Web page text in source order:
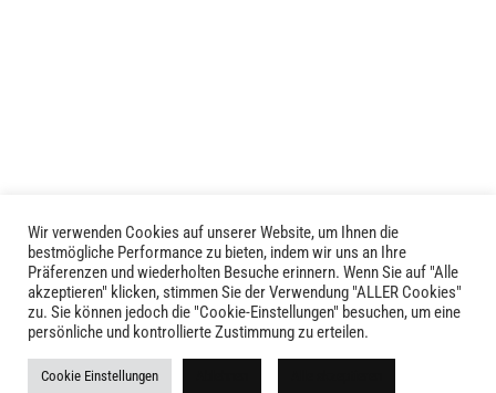
gewählt
werden
LIVID © 2024
Kontakt
Versandkosten
Wir verwenden Cookies auf unserer Website, um Ihnen die
bestmögliche Performance zu bieten, indem wir uns an Ihre
Präferenzen und wiederholten Besuche erinnern. Wenn Sie auf "Alle
akzeptieren" klicken, stimmen Sie der Verwendung "ALLER Cookies"
zu. Sie können jedoch die "Cookie-Einstellungen" besuchen, um eine
persönliche und kontrollierte Zustimmung zu erteilen.
Cookie Einstellungen